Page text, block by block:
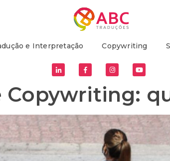
e Interpretação Copywriting